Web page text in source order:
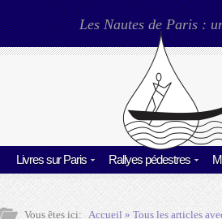
Les Nautes de Paris :
Livres sur Paris Rallyes pédestres
Vous êtes ici: Accueil» Tous les articles